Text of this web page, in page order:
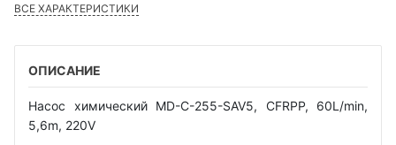
ВСЕ ХАРАКТЕРИСТИКИ
ОПИСАНИЕ
Насос химический MD-C-255-SAV5, CFRPP, 60L/min,
5,6m, 220V